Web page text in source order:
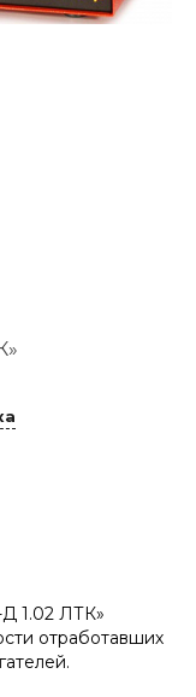
1.02 ЛТК»
отработавших